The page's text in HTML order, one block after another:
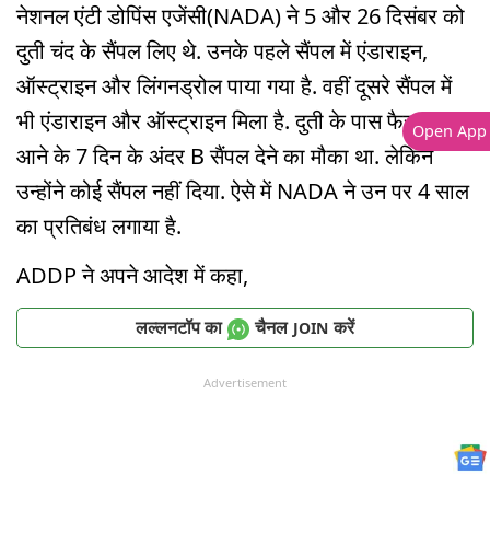
नेशनल एंटी डोपिंस एजेंसी(NADA) ने 5 और 26 दिसंबर को
दुती चंद के सैंपल लिए थे. उनके पहले सैंपल में एंडाराइन,
ऑस्ट्राइन और लिंगनड्रोल पाया गया है. वहीं दूसरे सैंपल में
भी एंडाराइन और ऑस्ट्राइन मिला है. दुती के पास फैसला
आने के 7 दिन के अंदर B सैंपल देने का मौका था. लेकिन
उन्होंने कोई सैंपल नहीं दिया. ऐसे में NADA ने उन पर 4 साल
का प्रतिबंध लगाया है.
ADDP ने अपने आदेश में कहा,
लल्लनटॉप का चैनल JOIN करें
Advertisement
Open App